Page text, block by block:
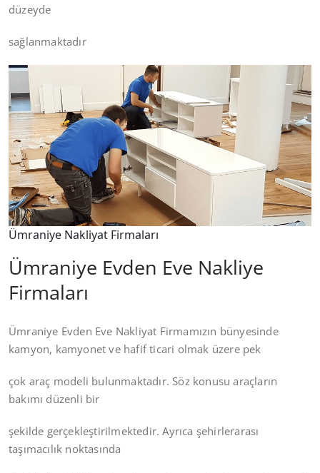
düzeyde
sağlanmaktadır
Ümraniye Nakliyat Firmaları
Ümraniye Evden Eve Nakliye
Firmaları
Ümraniye Evden Eve Nakliyat Firmamızın bünyesinde
kamyon, kamyonet ve hafif ticari olmak üzere pek
çok araç modeli bulunmaktadır. Söz konusu araçların
bakımı düzenli bir
şekilde gerçekleştirilmektedir. Ayrıca şehirlerarası
taşımacılık noktasında